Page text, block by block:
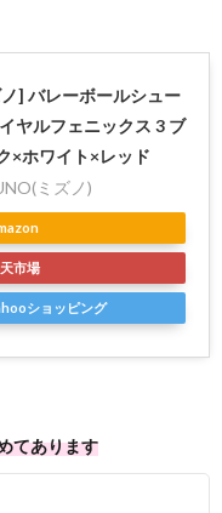
] バレーボールシュー
ヤルフェニックス 3 ブ
×ホワイト×レッド
ミズノ)
市場
ショッピング
てあります